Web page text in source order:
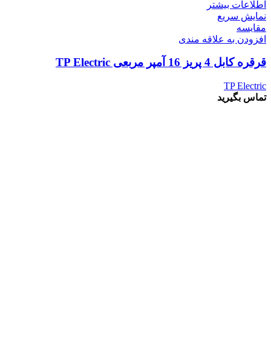
اطلاعات بیشتر
نمایش سریع
مقايسه
افزودن به علاقه مندی
قرقره کابل 4 پریز 16 آمپر مربعی TP Electric
TP Electric
تماس بگیرید